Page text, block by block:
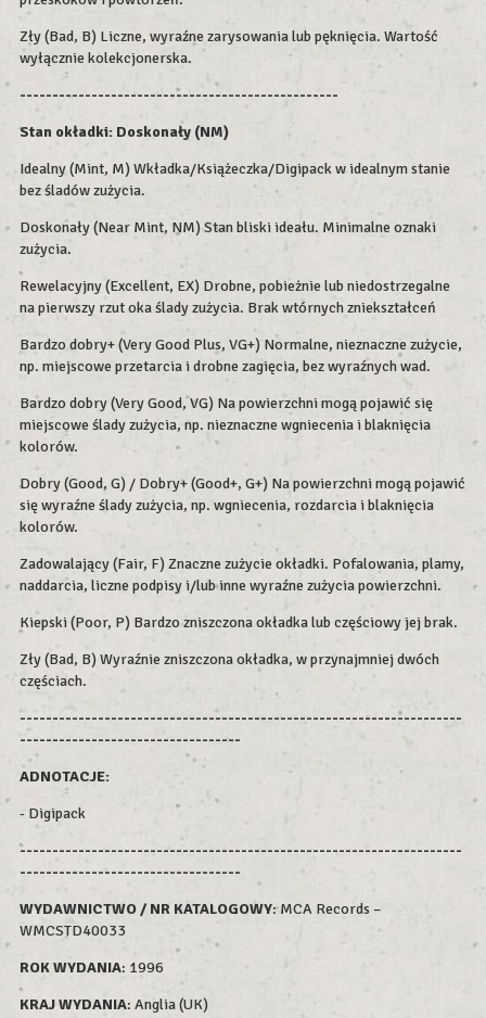
Zły (Bad, B) Liczne, wyraźne zarysowania lub pęknięcia. Wartość
wyłącznie kolekcjonerska.
-------------------------------------------------
Stan okładki: Doskonały (NM)
Idealny (Mint, M) Wkładka/Książeczka/Digipack w idealnym stanie
bez śladów zużycia.
Doskonały (Near Mint, NM) Stan bliski ideału. Minimalne oznaki
zużycia.
Rewelacyjny (Excellent, EX) Drobne, pobieżnie lub niedostrzegalne
na pierwszy rzut oka ślady zużycia. Brak wtórnych zniekształceń
Bardzo dobry+ (Very Good Plus, VG+) Normalne, nieznaczne zużycie,
np. miejscowe przetarcia i drobne zagięcia, bez wyraźnych wad.
Bardzo dobry (Very Good, VG) Na powierzchni mogą pojawić się
miejscowe ślady zużycia, np. nieznaczne wgniecenia i blaknięcia
kolorów.
Dobry (Good, G) / Dobry+ (Good+, G+) Na powierzchni mogą pojawić
się wyraźne ślady zużycia, np. wgniecenia, rozdarcia i blaknięcia
kolorów.
Zadowalający (Fair, F) Znaczne zużycie okładki. Pofalowania, plamy,
naddarcia, liczne podpisy i/lub inne wyraźne zużycia powierzchni.
Kiepski (Poor, P) Bardzo zniszczona okładka lub częściowy jej brak.
Zły (Bad, B) Wyraźnie zniszczona okładka, w przynajmniej dwóch
częściach.
--------------------------------------------------------------------
----------------------------------
ADNOTACJE:
- Digipack
--------------------------------------------------------------------
----------------------------------
WYDAWNICTWO / NR KATALOGOWY: MCA Records –
WMCSTD40033
ROK WYDANIA: 1996
KRAJ WYDANIA: Anglia (UK)